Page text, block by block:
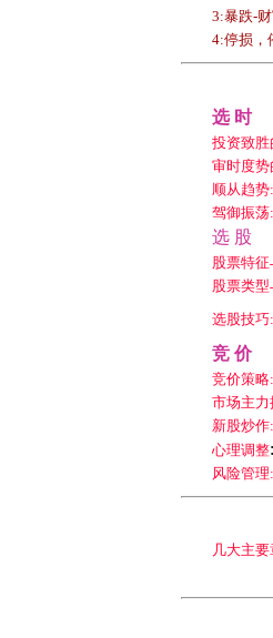
3:暴跌-
4:停损，
选 时
投资致胜
审时度
顺从趋势:
驾御振荡:
选 股
股票特
股票类
选股技巧:
竞 价
竞价策略:
市场主
新股炒作:
心理调整:
风险管理:
几大主